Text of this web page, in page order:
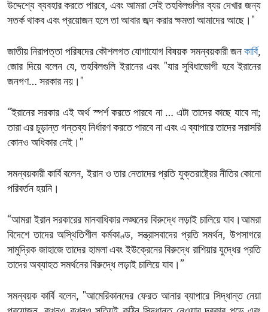
উদ্দেশ্যে ব্যবহার করতে পারবে, এবং আমরা সেই তহবিলগুলির ব্যয় দেখার জন্য
সতর্ক থাকব এবং প্রয়োজন হলে তা আবার জব্দ করার ক্ষমতা আমাদের আছে।"
জাতীয় নিরাপত্তা পরিষদের কৌশলগত যোগাযোগ বিষয়ক সমন্বয়কারী জন কার্বি,
জোর দিয়ে বলেন যে, তহবিলগুলি ইরানের এবং "যার সুবিধাভোগী হবে ইরানের
জনগণ… সরকার নয়।"
“ইরানের সরকার এই অর্থ স্পর্শ করতে পারবে না … এটা তাদের কাছে যাবে না;
তারা এর চূড়ান্ত গন্তব্য নির্ধারণ করতে পারবে না এবং এ ব্যাপারে তাদের সরাসরি
কোনও অধিকার নেই।"
সমন্বয়কারী কার্বি বলেন, ইরান ও তার নেতাদের প্রতি যুক্তরাষ্ট্রের নীতির কোনো
পরিবর্তন হয়নি।
“আমরা ইরান সরকারের মানবাধিকার লঙ্ঘনের বিরুদ্ধে লড়াই চালিয়ে যাব।আমরা
বিদেশে তাদের অস্থিতিশীল কর্মকাণ্ড, সন্ত্রাসবাদের প্রতি সমর্থন, উপসাগরে
সামুদ্রিক জাহাজে তাদের হামলা এবং ইউক্রেনের বিরুদ্ধে রাশিয়ার যুদ্ধের প্রতি
তাদের অব্যাহত সমর্থনের বিরুদ্ধে লড়াই চালিয়ে যাব।”
সমন্বয়ক কার্বি বলেন, "আমেরিকানদের ফেরত আনার ব্যাপারে সিদ্ধান্ত নেয়া